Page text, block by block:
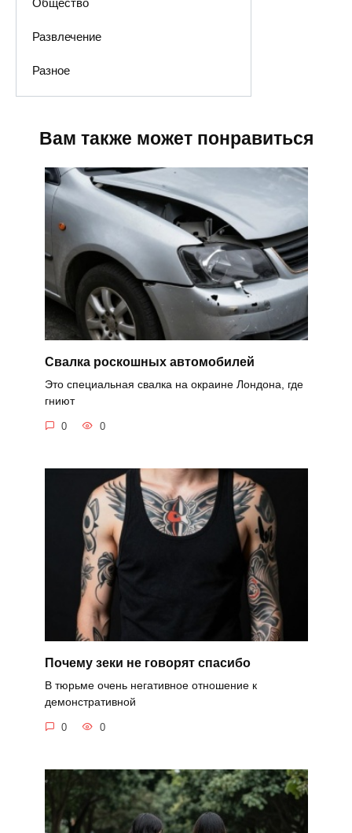
Общество
Развлечение
Разное
Вам также может понравиться
Свалка роскошных автомобилей
Это специальная свалка на окраине Лондона, где
гниют
0 0
Почему зеки не говорят спасибо
В тюрьме очень негативное отношение к
демонстративной
0 0